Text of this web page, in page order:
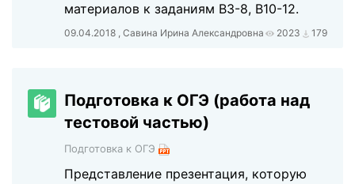
материалов к заданиям В3-8, В10-12.
09.04.2018 , Савина Ирина Александровна 2023 179
Подготовка к ОГЭ (работа над
тестовой частью)
Подготовка к ОГЭ
Представление презентация, которую